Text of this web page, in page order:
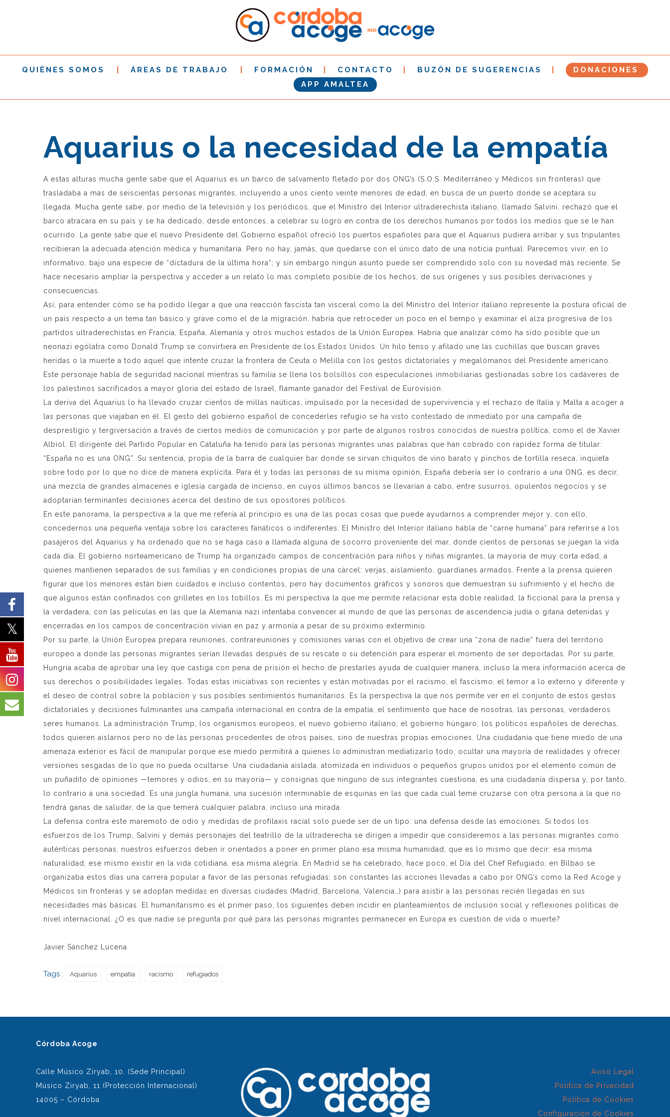
QUIÉNES SOMOS ÁREAS DE TRABAJO FORMACIÓN CONTACTO BUZÓN DE SUGERENCIAS
DONACIONES
APP AMALTEA
Aquarius o la necesidad de la empatía
A estas alturas mucha gente sabe que el Aquarius es un barco de salvamento fletado por dos ONG’s (S.O.S. Mediterráneo y Médicos sin fronteras) que
trasladaba a más de seiscientas personas migrantes, incluyendo a unos ciento veinte menores de edad, en busca de un puerto donde se aceptara su
llegada. Mucha gente sabe, por medio de la televisión y los periódicos, que el Ministro del Interior ultraderechista italiano, llamado Salvini, rechazó que el
barco atracara en su país y se ha dedicado, desde entonces, a celebrar su logro en contra de los derechos humanos por todos los medios que se le han
ocurrido. La gente sabe que el nuevo Presidente del Gobierno español ofreció los puertos españoles para que el Aquarius pudiera arribar y sus tripulantes
recibieran la adecuada atención médica y humanitaria. Pero no hay, jamás, que quedarse con el único dato de una noticia puntual. Parecemos vivir, en lo
informativo, bajo una especie de “dictadura de la última hora”; y sin embargo ningún asunto puede ser comprendido solo con su novedad más reciente. Se
hace necesario ampliar la perspectiva y acceder a un relato lo más completo posible de los hechos, de sus orígenes y sus posibles derivaciones y
consecuencias.
Así, para entender cómo se ha podido llegar a que una reacción fascista tan visceral como la del Ministro del Interior italiano represente la postura oficial de
un país respecto a un tema tan básico y grave como el de la migración, habría que retroceder un poco en el tiempo y examinar el alza progresiva de los
partidos ultraderechistas en Francia, España, Alemania y otros muchos estados de la Unión Europea. Habría que analizar cómo ha sido posible que un
neonazi ególatra como Donald Trump se convirtiera en Presidente de los Estados Unidos. Un hilo tenso y afilado une las cuchillas que buscan graves
heridas o la muerte a todo aquel que intente cruzar la frontera de Ceuta o Melilla con los gestos dictatoriales y megalómanos del Presidente americano.
Este personaje habla de seguridad nacional mientras su familia se llena los bolsillos con especulaciones inmobiliarias gestionadas sobre los cadáveres de
los palestinos sacrificados a mayor gloria del estado de Israel, flamante ganador del Festival de Eurovisión.
La deriva del Aquarius lo ha llevado cruzar cientos de millas naúticas, impulsado por la necesidad de supervivencia y el rechazo de Italia y Malta a acoger a
las personas que viajaban en él. El gesto del gobierno español de concederles refugio se ha visto contestado de inmediato por una campaña de
desprestigio y tergiversación a través de ciertos medios de comunicación y por parte de algunos rostros conocidos de nuestra política, como el de Xavier
Albiol. El dirigente del Partido Popular en Cataluña ha tenido para las personas migrantes unas palabras que han cobrado con rapidez forma de titular:
“España no es una ONG”. Su sentencia, propia de la barra de cualquier bar donde se sirvan chiquitos de vino barato y pinchos de tortilla reseca, inquieta
sobre todo por lo que no dice de manera explícita. Para él y todas las personas de su misma opinión, España debería ser lo contrario a una ONG, es decir,
una mezcla de grandes almacenes e iglesia cargada de incienso, en cuyos últimos bancos se llevarían a cabo, entre susurros, opulentos negocios y se
adoptarían terminantes decisiones acerca del destino de sus opositores políticos.
En este panorama, la perspectiva a la que me refería al principio es una de las pocas cosas que puede ayudarnos a comprender mejor y, con ello,
concedernos una pequeña ventaja sobre los caracteres fanáticos o indiferentes. El Ministro del Interior italiano habla de “carne humana” para referirse a los
pasajeros del Aquarius y ha ordenado que no se haga caso a llamada alguna de socorro proveniente del mar, donde cientos de personas se juegan la vida
cada día. El gobierno norteamericano de Trump ha organizado campos de concentración para niños y niñas migrantes, la mayoría de muy corta edad, a
quienes mantienen separados de sus familias y en condiciones propias de una cárcel: verjas, aislamiento, guardianes armados. Frente a la prensa quieren
figurar que los menores están bien cuidados e incluso contentos, pero hay documentos gráficos y sonoros que demuestran su sufrimiento y el hecho de
que algunos están confinados con grilletes en los tobillos. Es mi perspectiva la que me permite relacionar esta doble realidad, la ficcional para la prensa y
la verdadera, con las películas en las que la Alemania nazi intentaba convencer al mundo de que las personas de ascendencia judía o gitana detenidas y
encerradas en los campos de concentración vivían en paz y armonía a pesar de su próximo exterminio.
Por su parte, la Unión Europea prepara reuniones, contrareuniones y comisiones varias con el objetivo de crear una “zona de nadie” fuera del territorio
europeo a donde las personas migrantes serían llevadas después de su rescate o su detención para esperar el momento de ser deportadas. Por su parte,
Hungría acaba de aprobar una ley que castiga con pena de prisión el hecho de prestarles ayuda de cualquier manera, incluso la mera información acerca de
sus derechos o posibilidades legales. Todas estas iniciativas son recientes y están motivadas por el racismo, el fascismo, el temor a lo externo y diferente y
el deseo de control sobre la población y sus posibles sentimientos humanitarios. Es la perspectiva la que nos permite ver en el conjunto de estos gestos
dictatoriales y decisiones fulminantes una campaña internacional en contra de la empatía, el sentimiento que hace de nosotras, las personas, verdaderos
seres humanos. La administración Trump, los organismos europeos, el nuevo gobierno italiano, el gobierno húngaro, los políticos españoles de derechas,
todos quieren aislarnos pero no de las personas procedentes de otros países, sino de nuestras propias emociones. Una ciudadanía que tiene miedo de una
amenaza exterior es fácil de manipular porque ese miedo permitirá a quienes lo administran mediatizarlo todo, ocultar una mayoría de realidades y ofrecer
versiones sesgadas de lo que no pueda ocultarse. Una ciudadanía aislada, atomizada en individuos o pequeños grupos unidos por el elemento común de
un puñadito de opiniones —temores y odios, en su mayoría— y consignas que ninguno de sus integrantes cuestiona, es una ciudadanía dispersa y, por tanto,
lo contrario a una sociedad. Es una jungla humana, una sucesión interminable de esquinas en las que cada cual teme cruzarse con otra persona a la que no
tendrá ganas de saludar, de la que temerá cualquier palabra, incluso una mirada.
La defensa contra este maremoto de odio y medidas de profilaxis racial solo puede ser de un tipo: una defensa desde las emociones. Si todos los
esfuerzos de los Trump, Salvini y demás personajes del teatrillo de la ultraderecha se dirigen a impedir que consideremos a las personas migrantes como
auténticas personas, nuestros esfuerzos deben ir orientados a poner en primer plano esa misma humanidad, que es lo mismo que decir: esa misma
naturalidad, ese mismo existir en la vida cotidiana, esa misma alegría. En Madrid se ha celebrado, hace poco, el Día del Chef Refugiado; en Bilbao se
organizaba estos días una carrera popular a favor de las personas refugiadas; son constantes las acciones llevadas a cabo por ONG’s como la Red Acoge y
Médicos sin fronteras y se adoptan medidas en diversas ciudades (Madrid, Barcelona, Valencia…) para asistir a las personas recién llegadas en sus
necesidades más básicas. El humanitarismo es el primer paso, los siguientes deben incidir en planteamientos de inclusión social y reflexiones políticas de
nivel internacional. ¿O es que nadie se pregunta por qué para las personas migrantes permanecer en Europa es cuestión de vida o muerte?
Javier Sánchez Lucena
Tags : Aquarius empatía racismo refugiados
Córdoba Acoge
Calle Músico Ziryab, 10. (Sede Principal)
Músico Ziryab, 11 (Protección Internacional)
14005 – Córdoba
Aviso Legal
Política de Privacidad
Política de Cookies
Configuración de Cookies